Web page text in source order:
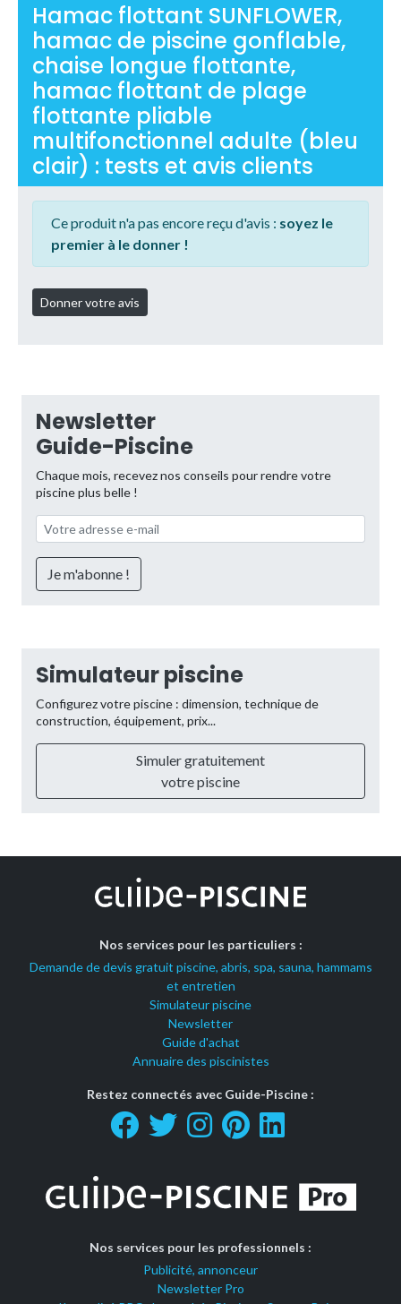
Hamac flottant SUNFLOWER,
hamac de piscine gonflable,
chaise longue flottante,
hamac flottant de plage
flottante pliable
multifonctionnel adulte (bleu
clair) : tests et avis clients
Ce produit n'a pas encore reçu d'avis : soyez le
premier à le donner !
Newsletter
Guide-Piscine
Chaque mois, recevez nos conseils pour rendre votre
piscine plus belle !
Simulateur piscine
Configurez votre piscine : dimension, technique de
construction, équipement, prix...
Simuler gratuitement
votre piscine
Nos services pour les particuliers :
Demande de devis gratuit piscine, abris, spa, sauna, hammams
et entretien
Simulateur piscine
Newsletter
Guide d'achat
Annuaire des piscinistes
Restez connectés avec Guide-Piscine :
Nos services pour les professionnels :
Publicité, annonceur
Newsletter Pro